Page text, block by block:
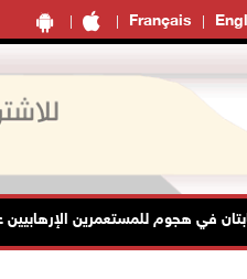
Français
في هجوم للمستعمرين الإرهابيين